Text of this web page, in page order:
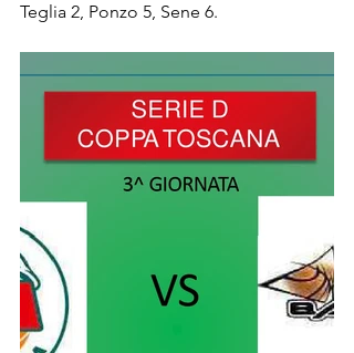
Teglia 2, Ponzo 5, Sene 6.